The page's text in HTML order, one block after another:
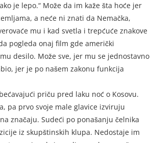
je lepo.“ Može da im kaže šta hoće jer
a neće ni znati da Nemačka,
mu i kad svetla i trepćuće znakove
pogleda onaj film gde američki
desilo. Može sve, jer mu se jednostavno
jer je po našem zakonu funkcija
priču pred laku noć o Kosovu.
pa prvo svoje male glavice izviruju
značaju. Sudeći po ponašanju čelnika
iz skupštinskih klupa. Nedostaje im